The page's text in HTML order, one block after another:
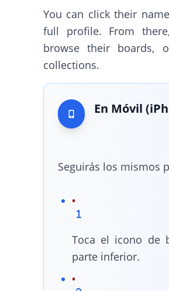
You can click their
full profile. From
browse their boards,
collections.
En Móvil
Seguirás los mismos
Toca el icono de
parte inferior.